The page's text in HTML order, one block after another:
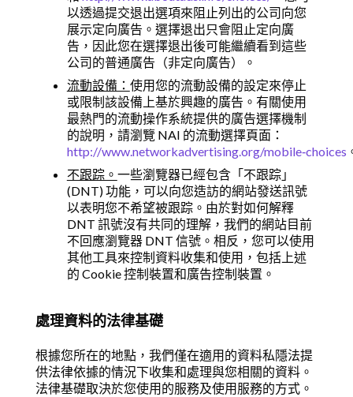
以透過提交退出選項來阻止列出的公司向您
展示定向廣告。選擇退出只會阻止定向廣
告，因此您在選擇退出後可能繼續看到這些
公司的普通廣告（非定向廣告）。
流動設備： 使用您的流動設備的設定來停止
或限制該設備上基於興趣的廣告。有關使用
最熱門的流動操作系統提供的廣告選擇機制
的說明，請瀏覽 NAI 的流動選擇頁面：
http://www.networkadvertising.org/mobile‑choices
不跟踪。 一些瀏覽器已經包含「不跟踪」
(DNT) 功能，可以向您造訪的網站發送訊號
以表明您不希望被跟踪。由於對如何解釋
DNT 訊號沒有共同的理解，我們的網站目前
不回應瀏覽器 DNT 信號。相反，您可以使用
其他工具來控制資料收集和使用，包括上述
的 Cookie 控制裝置和廣告控制裝置。
處理資料的法律基礎
根據您所在的地點，我們僅在適用的資料私隱法提
供法律依據的情況下收集和處理與您相關的資料。
法律基礎取決於您使用的服務及使用服務的方式。